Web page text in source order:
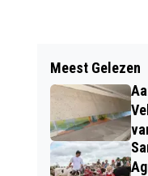
Meest Gelezen